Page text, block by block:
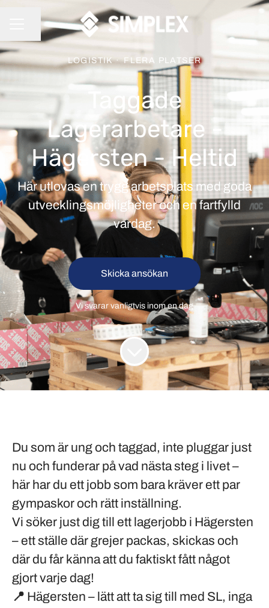
KARRIÄRMENY
Dela sidan
LOGISTIK · FLERA PLATSER
Taggade
Lagerarbetare -
Hägersten - Heltid
Här utlovas en trygg arbetsplats med goda
utvecklingsmöjligheter och en fartfylld
vardag.
Skicka ansökan
Vi svarar vanligtvis inomen dag
Du som är ung och taggad, inte pluggar just
nu och funderar på vad nästa steg i livet –
här har du ett jobb som bara kräverett par
gympaskor och rätt inställning.
Vi söker just dig till ett lagerjobb i Hägersten
– ett ställe där grejer packas, skickas och
där du får känna att du faktiskt fått något
gjort varje dag!
📍 Hägersten – lätt att ta sig till med SL, inga